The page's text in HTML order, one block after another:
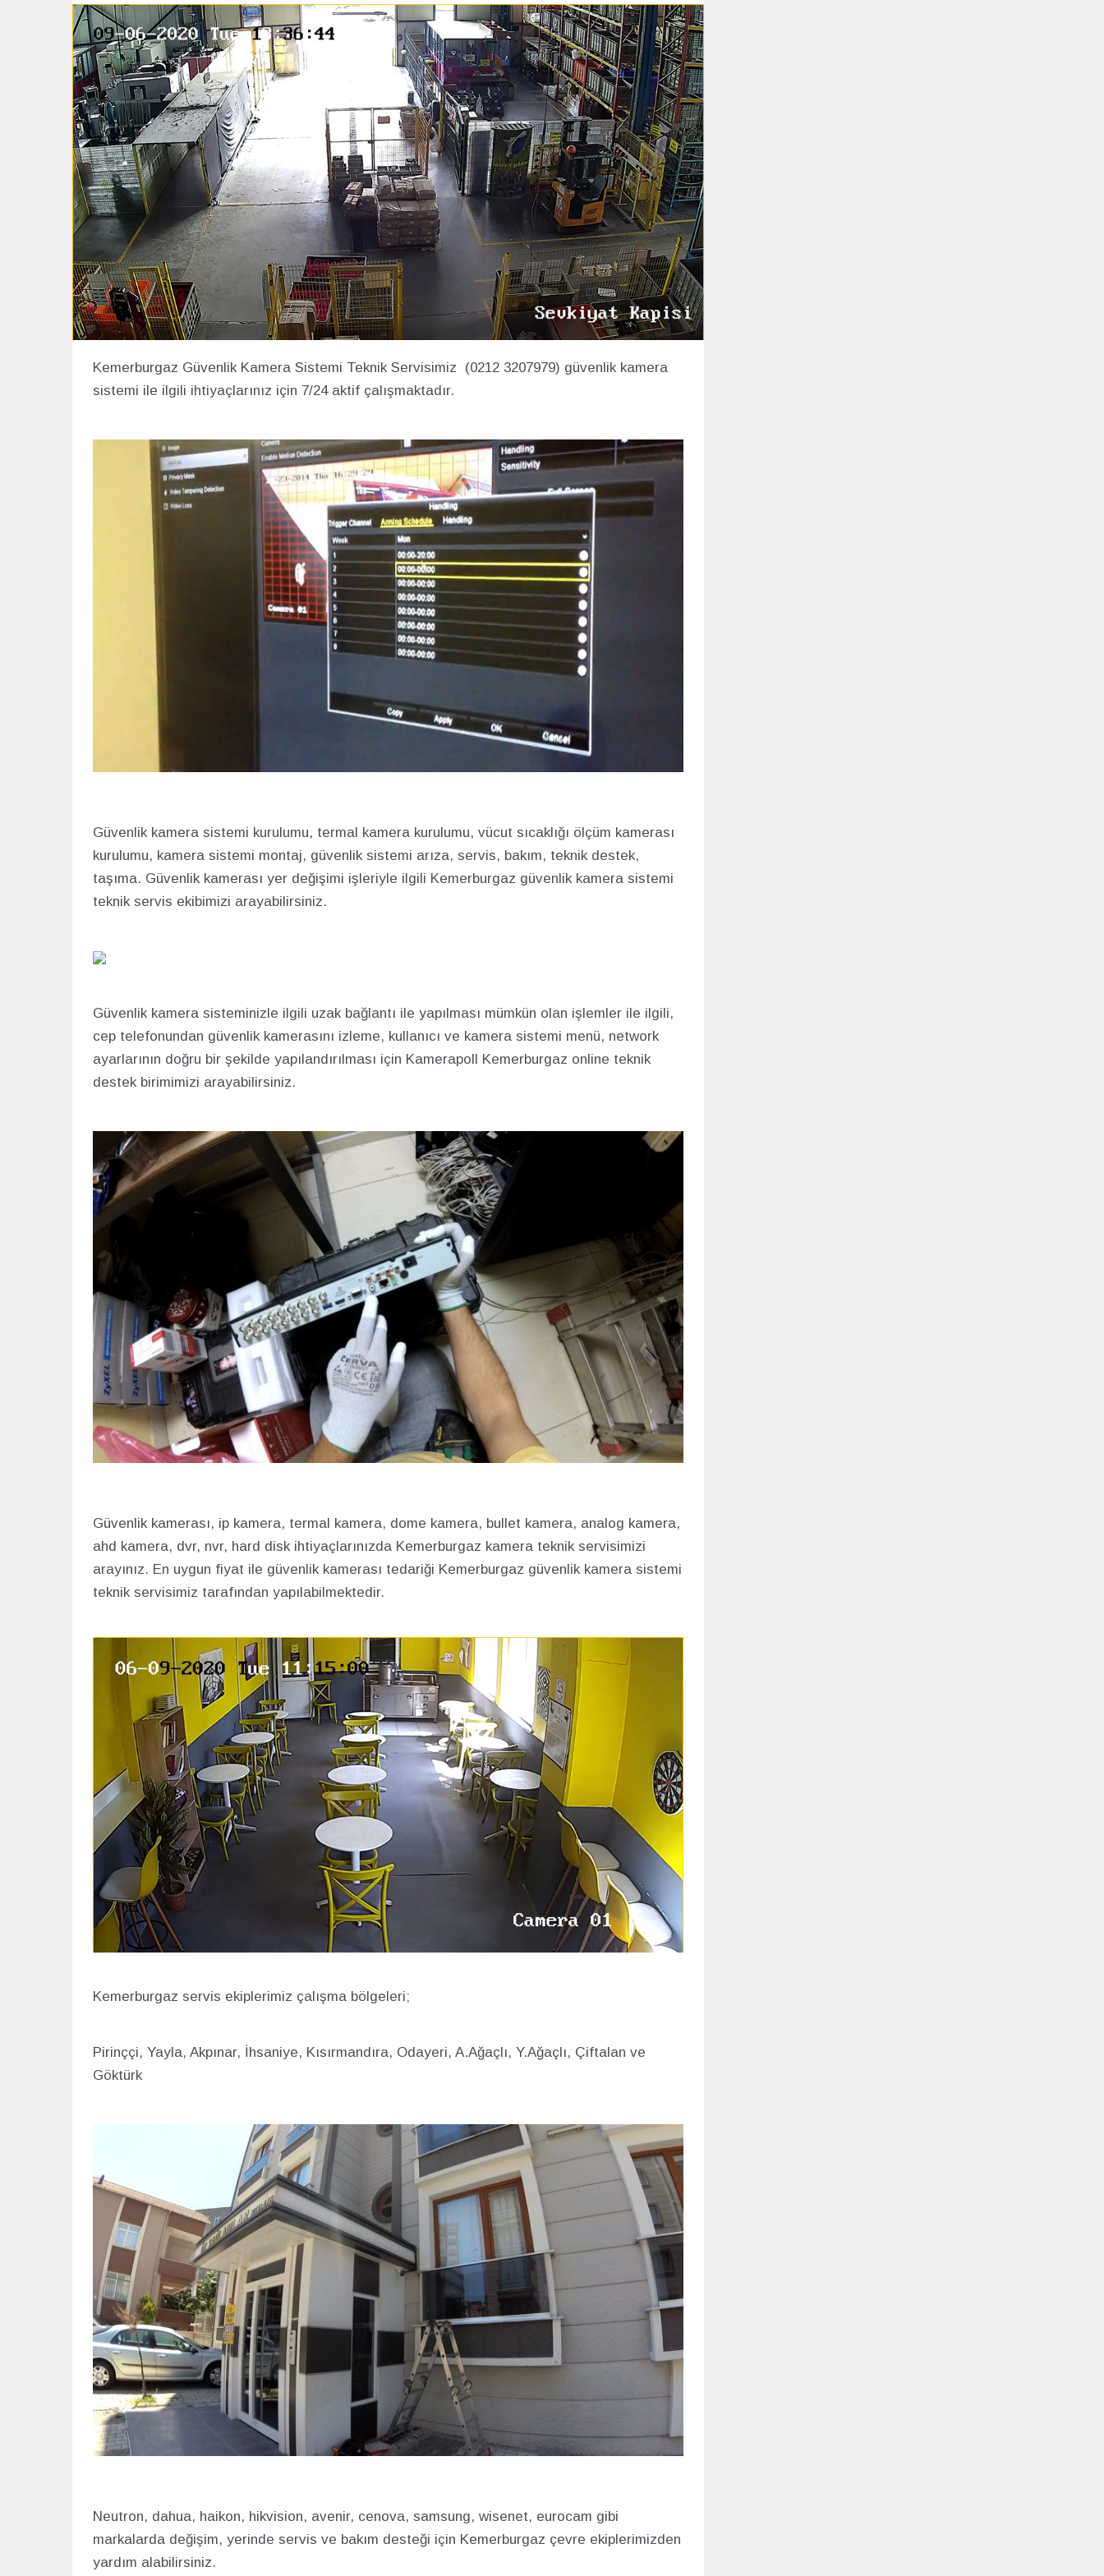
HİZMET
BÖLGELERİMİZ
Haziran
2020
Kemerburgaz Güvenlik Kamera Sistemi Teknik Servisimiz (0212 3207979) güvenlik kamera
sistemi ile ilgili ihtiyaçlarınız için 7/24 aktif çalışmaktadır.
Güvenlik kamera sistemi kurulumu, termal kamera kurulumu, vücut sıcaklığı ölçüm kamerası
kurulumu, kamera sistemi montaj, güvenlik sistemi arıza, servis, bakım, teknik destek,
taşıma. Güvenlik kamerası yer değişimi işleriyle ilgili Kemerburgaz güvenlik kamera sistemi
teknik servis ekibimizi arayabilirsiniz.
Güvenlik kamera sisteminizle ilgili uzak bağlantı ile yapılması mümkün olan işlemler ile ilgili,
cep telefonundan güvenlik kamerasını izleme, kullanıcı ve kamera sistemi menü, network
ayarlarının doğru bir şekilde yapılandırılması için Kamerapoll Kemerburgaz online teknik
destek birimimizi arayabilirsiniz.
Güvenlik kamerası, ip kamera, termal kamera, dome kamera, bullet kamera, analog kamera,
ahd kamera, dvr, nvr, hard disk ihtiyaçlarınızda Kemerburgaz kamera teknik servisimizi
arayınız. En uygun fiyat ile güvenlik kamerası tedariği Kemerburgaz güvenlik kamera sistemi
teknik servisimiz tarafından yapılabilmektedir.
Kemerburgaz servis ekiplerimiz çalışma bölgeleri;
Pirinççi, Yayla, Akpınar, İhsaniye, Kısırmandıra, Odayeri, A.Ağaçlı, Y.Ağaçlı, Çiftalan ve
Göktürk
Neutron, dahua, haikon, hikvision, avenir, cenova, samsung, wisenet, eurocam gibi
markalarda değişim, yerinde servis ve bakım desteği için Kemerburgaz çevre ekiplerimizden
yardım alabilirsiniz.